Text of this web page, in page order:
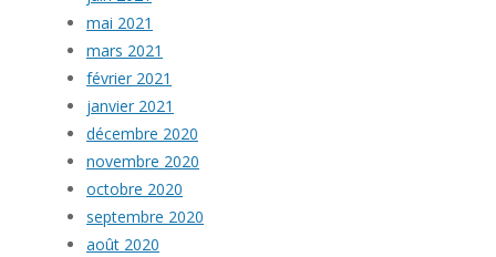
mai 2021
mars 2021
février 2021
janvier 2021
décembre 2020
novembre 2020
octobre 2020
septembre 2020
août 2020